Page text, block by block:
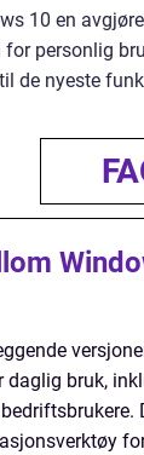
10 en
personlig
de nyeste
bruk,